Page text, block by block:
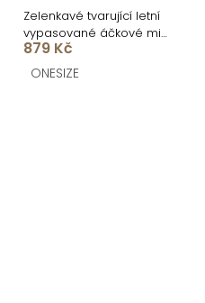
Zelenkavé tvarující letní
vypasované áčkové midi
šaty VORTA
879 Kč
ONESIZE